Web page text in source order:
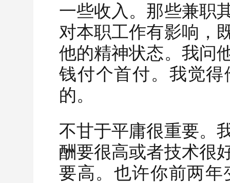
一些收入。那些兼职
对本职工作有影响，
他的精神状态。我问
钱付个首付。我觉
的。
不甘于平庸很重要。
酬要很高或者技术很
要高。也许你前两